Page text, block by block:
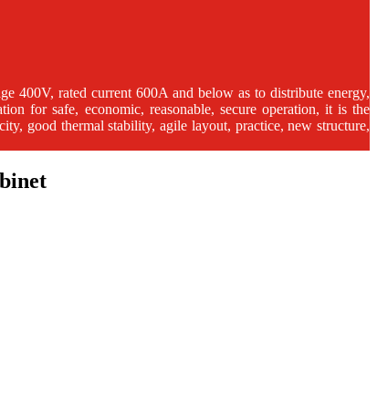
400V, rated current 600A and below as to distribute energy,
for safe, economic, reasonable, secure operation, it is the
good thermal stability, agile layout, practice, new structure,